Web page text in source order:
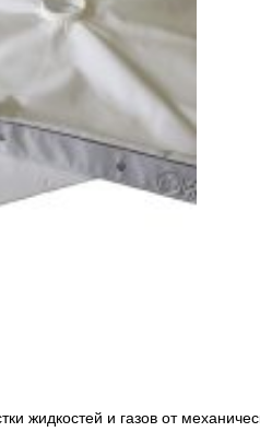
жидкостей и газов от